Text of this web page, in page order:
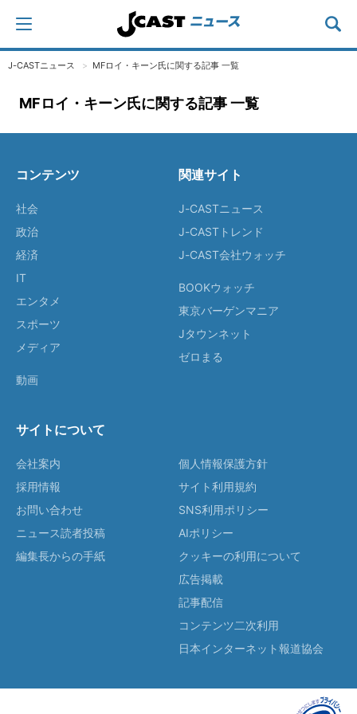
J-CASTニュース MFロイ・キーン氏に関する記事 一覧
MFロイ・キーン氏に関する記事 一覧
コンテンツ
社会
政治
経済
IT
エンタメ
スポーツ
メディア
動画
関連サイト
J-CASTニュース
J-CASTトレンド
J-CAST会社ウォッチ
BOOKウォッチ
東京バーゲンマニア
Jタウンネット
ゼロまる
サイトについて
会社案内
採用情報
お問い合わせ
ニュース読者投稿
編集長からの手紙
個人情報保護方針
サイト利用規約
SNS利用ポリシー
AIポリシー
クッキーの利用について
広告掲載
記事配信
コンテンツ二次利用
日本インターネット報道協会